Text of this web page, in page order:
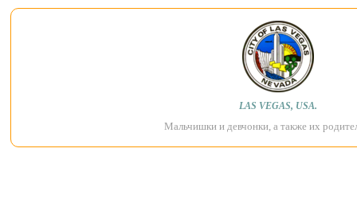
LAS VEGAS, USA.
Мальчишки и девчонки, а также их